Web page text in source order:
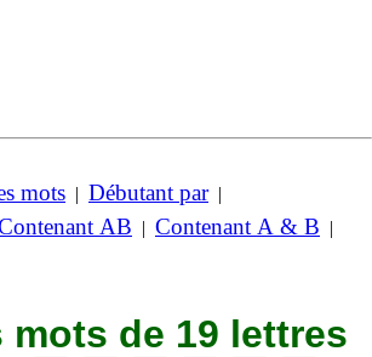
mots | Débutant par|
AB | Contenant A & B |
mots de 19 lettres